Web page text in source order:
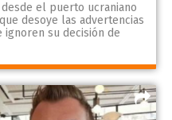
el puerto ucraniano
desoye las advertencias
su decisión de